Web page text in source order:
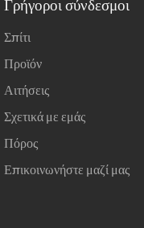
Γρήγοροι σύνδεσμοι
Σπίτι
Προϊόν
Αιτήσεις
Σχετικά με εμάς
Πόρος
Επικοινωνήστε μαζί μας